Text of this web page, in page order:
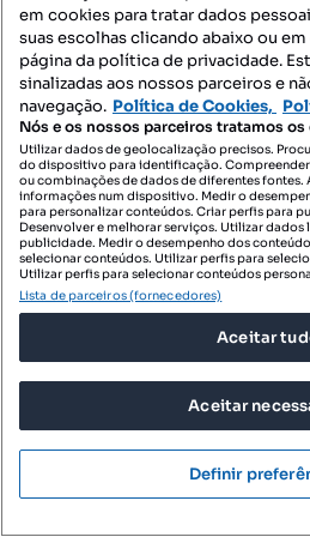
75 000 €181,16 €/m²
Terreno na Figueira da Foz
Arcos e Mogofores, Anadia, Aveiro
Preço por metro quadrado
414 m²
Profissional
em cookies para tratar dados
suas escolhas clicando abaixo ou
página da política de privacidade.
sinalizadas aos nossos parceiros e
navegação. Política de Cookies,
Nós e os nossos parceiros tratamos
Utilizar dados de geolocalização precisos.
do dispositivo para identificação.
ou combinações de dados de diferentes fontes.
informações num dispositivo. Medir o
para personalizar conteúdos. Criar perfis para
Desenvolver e melhorar serviços. Utilizar
publicidade. Medir o desempenho dos
selecionar conteúdos. Utilizar perfis para
Utilizar perfis para selecionar conteúdos
Lista de parceiros (fornecedores)
Aceitar
Aceitar
Definir